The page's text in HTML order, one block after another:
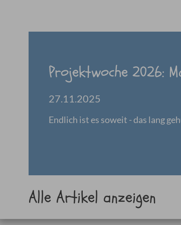
Projektwoche 2026:
27.11.2025
Endlich ist es soweit - das lang
Alle Artikel anzeigen